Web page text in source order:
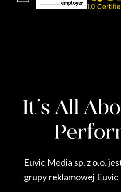
Euvic Media sp. z o.o.
grupy reklamowej Euvic